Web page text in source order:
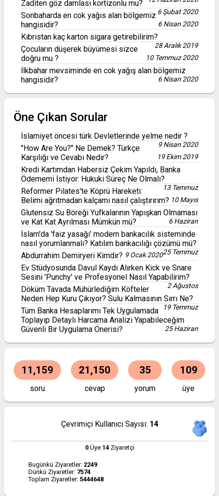
Zaditen göz damlası kortizonlu mu?
6 Şubat 2020
Sonbaharda en cok yağıs alan bölgemiz
hangisidir?
6 Nisan 2020
Kıbrıstan kaç karton sigara getirebilirim?
28 Aralık 2019
Çocuların düşerek büyümesi sizce
doğru mu ?
10 Temmuz 2020
İlkbahar mevsiminde en cok yağış alan bölgemiz
hangisidir?
6 Nisan 2020
Öne Çıkan Sorular
İslamiyet öncesi türk Devletlerinde yelme nedir ?
9 Nisan 2020
"How Are You?" Ne Demek? Türkçe
Karşılığı ve Cevabı Nedir?
19 Ekim 2019
Kredi Kartımdan Habersiz Çekim Yapıldı, Banka
Ödememi İstiyor: Hukuki Süreç Ne Olmalı?
13 Temmuz
Reformer Pilates'te Köprü Hareketi:
Belimi ağrıtmadan kalçamı nasıl çalıştırırım? 10 Mayıs
Glutensiz Su Böreği Yufkalarının Yapışkan Olmaması
ve Kat Kat Ayrılması Mümkün mü?
6 Haziran
İslam'da 'faiz yasağı' modern bankacılık sisteminde
nasıl yorumlanmalı? Katılım bankacılığı çözümü mü?
25 Temmuz
Abdurrahim Demiryeri Kimdir? 9 Ocak 2020
Ev Stüdyosunda Davul Kaydı Alırken Kick ve Snare
Sesini 'Punchy' ve Profesyonel Nasıl Yapabilirim?
2 Ağustos
Döküm Tavada Mühürlediğim Köfteler
Neden Hep Kuru Çıkıyor? Sulu Kalmasının Sırrı Ne?
19 Temmuz
Tüm Banka Hesaplarımı Tek Uygulamada
Toplayıp Detaylı Harcama Analizi Yapabileceğim
Güvenli Bir Uygulama Önerisi?
25 Haziran
11,159
soru
21,150
cevap
35
yorum
109
üye
Çevrimiçi Kullanıcı Sayısı: 14
0Üye 14Ziyaretçi
Bugünkü Ziyaretler: 2249
Dünkü Ziyaretler: 7574
Toplam Ziyaretler: 5444648